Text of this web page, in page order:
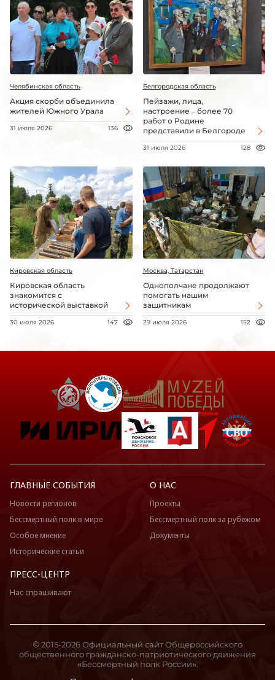
Челябинская область
Акция скорби объединила
жителей Южного Урала
31 июля 2026 136
Белгородская область
Пейзажи, лица,
настроение – более 70
работ о Родине
представили в Белгороде
31 июля 2026 128
Кировская область
Кировская область
знакомится с
исторической выставкой
30 июля 2026 147
Москва, Татарстан
Однополчане продолжают
помогать нашим
защитникам
29 июля 2026 152
ГЛАВНЫЕ СОБЫТИЯ
Новости регионов
Бессмертный полк в мире
Особое мнение
Исторические статьи
О НАС
Проекты
Бессмертный полк за рубежом
Документы
ПРЕСС-ЦЕНТР
Нас спрашивают
© 2015-2026 Официальный сайт Общероссийского
общественного гражданско-патриотического движения
«Бессмертный полк России».